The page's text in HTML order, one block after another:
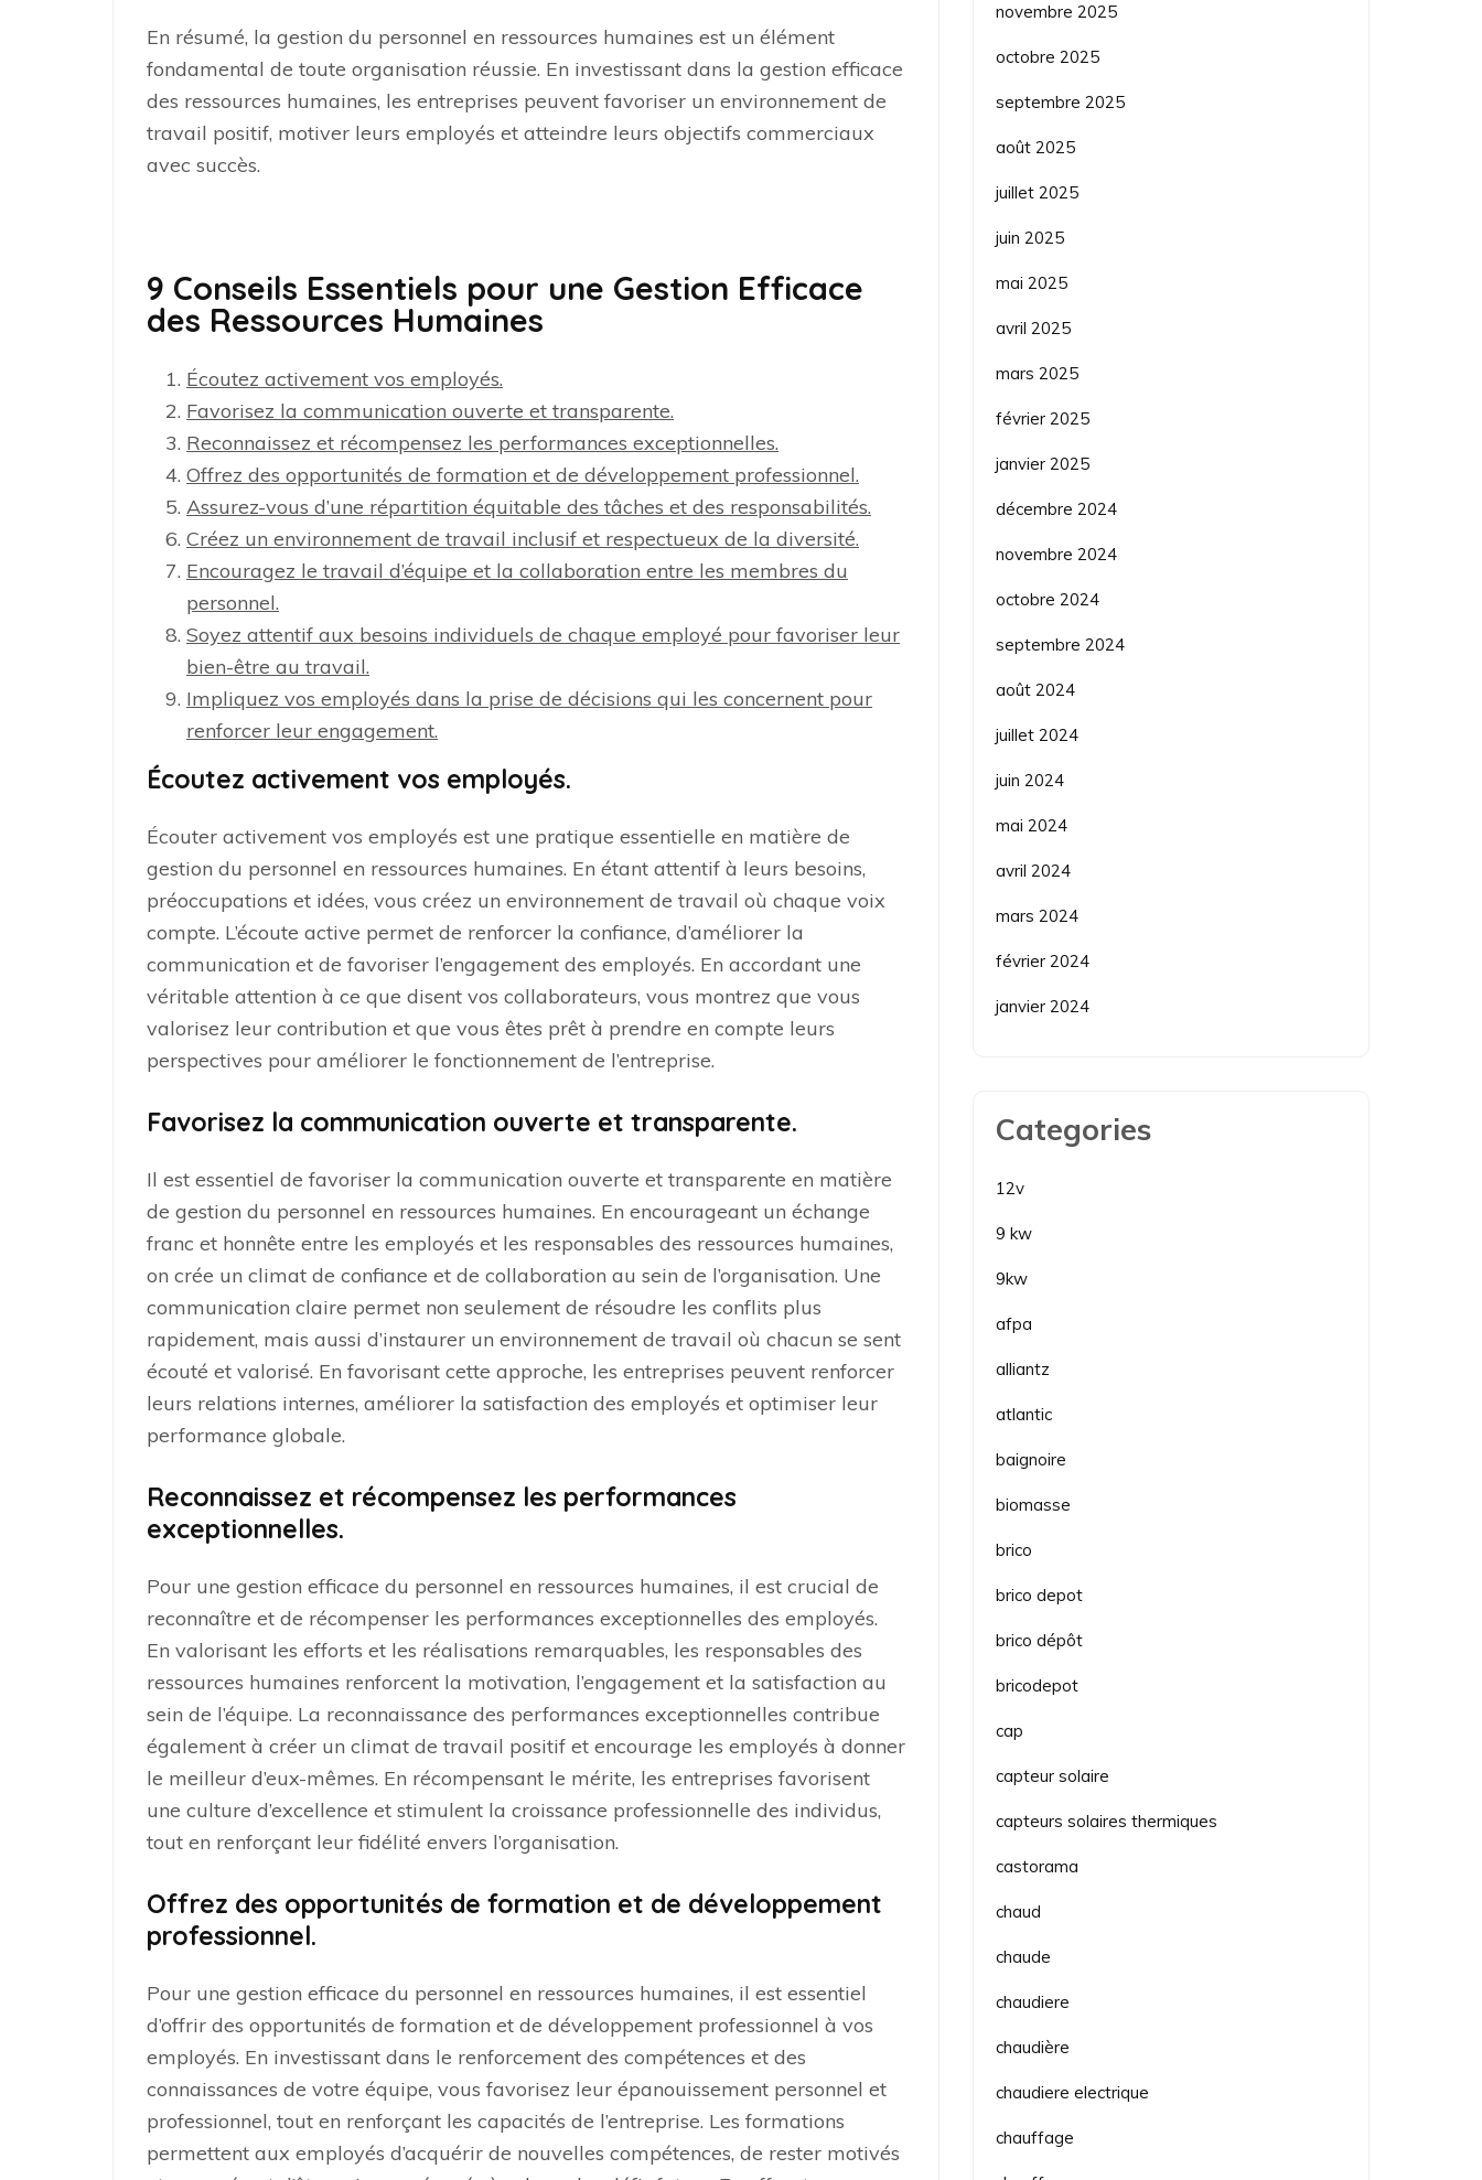
En résumé, la gestion du personnel en ressources humaines est un élément
fondamental de toute organisation réussie. En investissant dans la gestion efficace
des ressources humaines, les entreprises peuvent favoriser un environnement de
travail positif, motiver leurs employés et atteindre leurs objectifs commerciaux
avec succès.
9 Conseils Essentiels pour une Gestion Efficace
des Ressources Humaines
Écoutez activement vos employés.
Favorisez la communication ouverte et transparente.
Reconnaissez et récompensez les performances exceptionnelles.
Offrez des opportunités de formation et de développement professionnel.
Assurez-vous d’une répartition équitable des tâches et des responsabilités.
Créez un environnement de travail inclusif et respectueux de la diversité.
Encouragez le travail d’équipe et la collaboration entre les membres du
personnel.
Soyez attentif aux besoins individuels de chaque employé pour favoriser leur
bien-être au travail.
Impliquez vos employés dans la prise de décisions qui les concernent pour
renforcer leur engagement.
Écoutez activement vos employés.
Écouter activement vos employés est une pratique essentielle en matière de
gestion du personnel en ressources humaines. En étant attentif à leurs besoins,
préoccupations et idées, vous créez un environnement de travail où chaque voix
compte. L’écoute active permet de renforcer la confiance, d’améliorer la
communication et de favoriser l’engagement des employés. En accordant une
véritable attention à ce que disent vos collaborateurs, vous montrez que vous
valorisez leur contribution et que vous êtes prêt à prendre en compte leurs
perspectives pour améliorer le fonctionnement de l’entreprise.
Favorisez la communication ouverte et transparente.
Il est essentiel de favoriser la communication ouverte et transparente en matière
de gestion du personnel en ressources humaines. En encourageant un échange
franc et honnête entre les employés et les responsables des ressources humaines,
on crée un climat de confiance et de collaboration au sein de l’organisation. Une
communication claire permet non seulement de résoudre les conflits plus
rapidement, mais aussi d’instaurer un environnement de travail où chacun se sent
écouté et valorisé. En favorisant cette approche, les entreprises peuvent renforcer
leurs relations internes, améliorer la satisfaction des employés et optimiser leur
performance globale.
Reconnaissez et récompensez les performances
exceptionnelles.
Pour une gestion efficace du personnel en ressources humaines, il est crucial de
reconnaître et de récompenser les performances exceptionnelles des employés.
En valorisant les efforts et les réalisations remarquables, les responsables des
ressources humaines renforcent la motivation, l’engagement et la satisfaction au
sein de l’équipe. La reconnaissance des performances exceptionnelles contribue
également à créer un climat de travail positif et encourage les employés à donner
le meilleur d’eux-mêmes. En récompensant le mérite, les entreprises favorisent
une culture d’excellence et stimulent la croissance professionnelle des individus,
tout en renforçant leur fidélité envers l’organisation.
Offrez des opportunités de formation et de développement
professionnel.
Pour une gestion efficace du personnel en ressources humaines, il est essentiel
d’offrir des opportunités de formation et de développement professionnel à vos
employés. En investissant dans le renforcement des compétences et des
connaissances de votre équipe, vous favorisez leur épanouissement personnel et
professionnel, tout en renforçant les capacités de l’entreprise. Les formations
permettent aux employés d’acquérir de nouvelles compétences, de rester motivés
novembre 2025
octobre 2025
septembre 2025
août 2025
juillet 2025
juin 2025
mai 2025
avril 2025
mars 2025
février 2025
janvier 2025
décembre 2024
novembre 2024
octobre 2024
septembre 2024
août 2024
juillet 2024
juin 2024
mai 2024
avril 2024
mars 2024
février 2024
janvier 2024
Categories
12v
9 kw
9kw
afpa
alliantz
atlantic
baignoire
biomasse
brico
brico depot
brico dépôt
bricodepot
cap
capteur solaire
capteurs solaires thermiques
castorama
chaud
chaude
chaudiere
chaudière
chaudiere electrique
chauffage